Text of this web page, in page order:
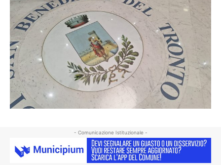
- Comunicazione Istituzionale -